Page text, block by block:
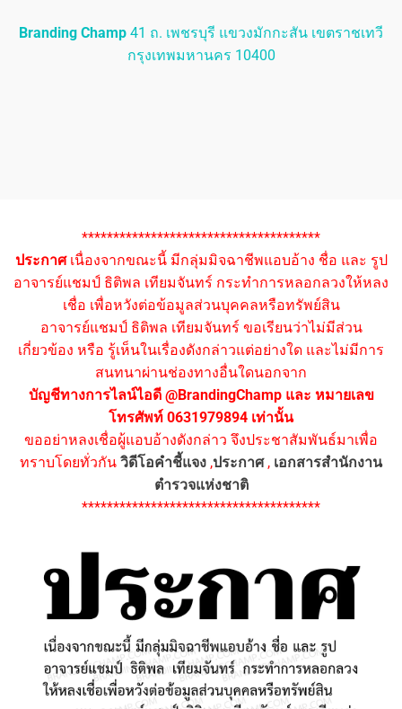
Branding Champ 41 ถ. เพชรบุรี แขวงมักกะสัน เขตราชเทวี
กรุงเทพมหานคร 10400
**************************************
ประกาศเนื่องจากขณะนี้ มีกลุ่มมิจฉาชีพแอบอ้าง ชื่อ และ รูป
อาจารย์แชมป์ ธิติพล เทียมจันทร์ กระทำการหลอกลวงให้หลง
เชื่อ เพื่อหวังต่อข้อมูลส่วนบุคคลหรือทรัพย์สิน
อาจารย์แชมป์ ธิติพล เทียมจันทร์ ขอเรียนว่าไม่มีส่วน
เกี่ยวข้อง หรือ รู้เห็นในเรื่องดังกล่าวแต่อย่างใด และไม่มีการ
สนทนาผ่านช่องทางอื่นใดนอกจาก
บัญชีทางการไลน์ไอดี @BrandingChamp และ หมายเลข
โทรศัพท์ 0631979894 เท่านั้น
ขออย่าหลงเชื่อผู้แอบอ้างดังกล่าว จึงประชาสัมพันธ์มาเพื่อ
ทราบโดยทั่วกัน วิดีโอคำชี้แจง ,ประกาศ, เอกสารสำนักงาน
ตำรวจแห่งชาติ
**************************************